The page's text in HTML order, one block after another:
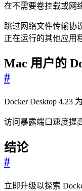
在不需要卷挂载或网
跳过网络文件传输协
正在运行的其他应用
Mac 用户的
#
Docker Desktop 4.23
访问暴露端口速度提
结论
#
立即升级以探索